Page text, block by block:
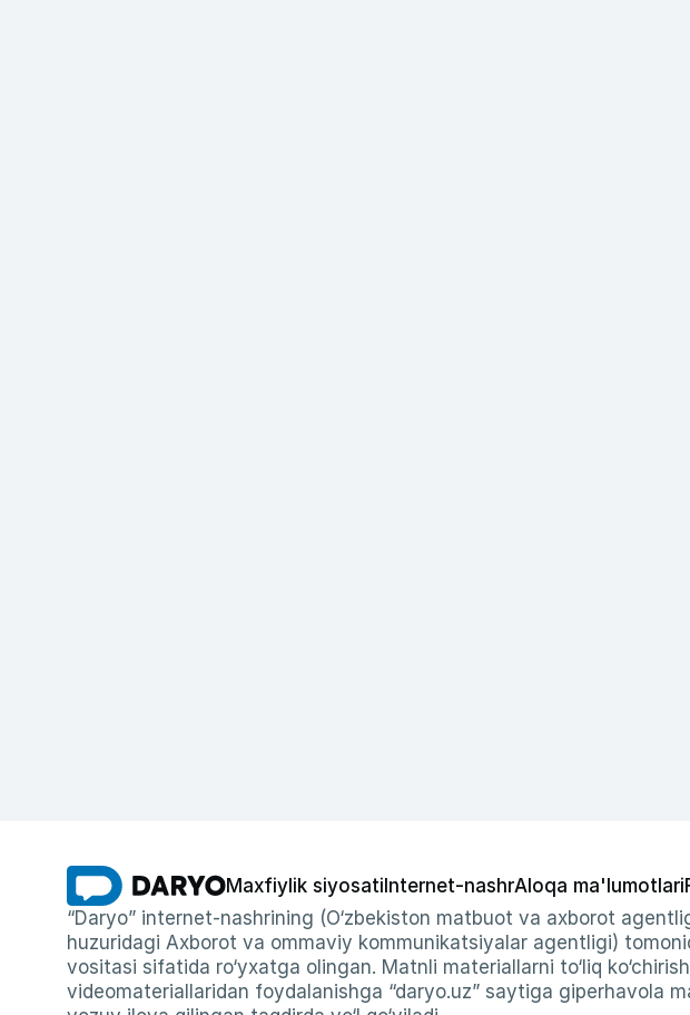
Maxfiylik siyosati Internet-nashrAloqa ma'lumotlari
“Daryo” internet-nashrining (O‘zbekiston matbuot va axborot
huzuridagi Axborot va ommaviy kommunikatsiyalar agentligi)
vositasi sifatida ro‘yxatga olingan. Matnli materiallarni to‘liq
videomateriallaridan foydalanishga “daryo.uz” saytiga giperhavola